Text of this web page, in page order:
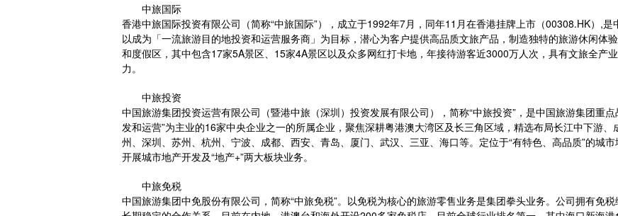
中旅国际
香港中旅国际投资有限公司（简称“中旅国际”），成立于1992年7月，同年11月在香港挂牌上市（00308.HK）,
以成为「一流旅游目的地投资和运营服务商」为目标，潜心为客户提供高品质文旅产品，制造独特的旅游休闲体
和度假区，其中包含17家5A景区、15家4A景区以及众多网红打卡地，年接待游客近3000万人次，具有文旅全产
力。
中旅投资
中国旅游集团投资运营有限公司（暨港中旅（深圳）投资发展有限公司），简称“中旅投资”，是中国旅游集团重
发和运营”为主业的16家中央企业之一的所属企业，聚焦深耕粤港澳大湾区及长三角区域，精选布局长江中下游
州、深圳、苏州、杭州、宁波、成都、西安、青岛、厦门、武汉、三亚、海口等。定位于“有特色、高品质”的城
开展城市地产开发及“地产+”两大板块业务。
中旅免税
中国旅游集团中免股份有限公司，简称“中旅免税”。以免税为核心的旅游零售业务是集团拳头业务。公司拥有免